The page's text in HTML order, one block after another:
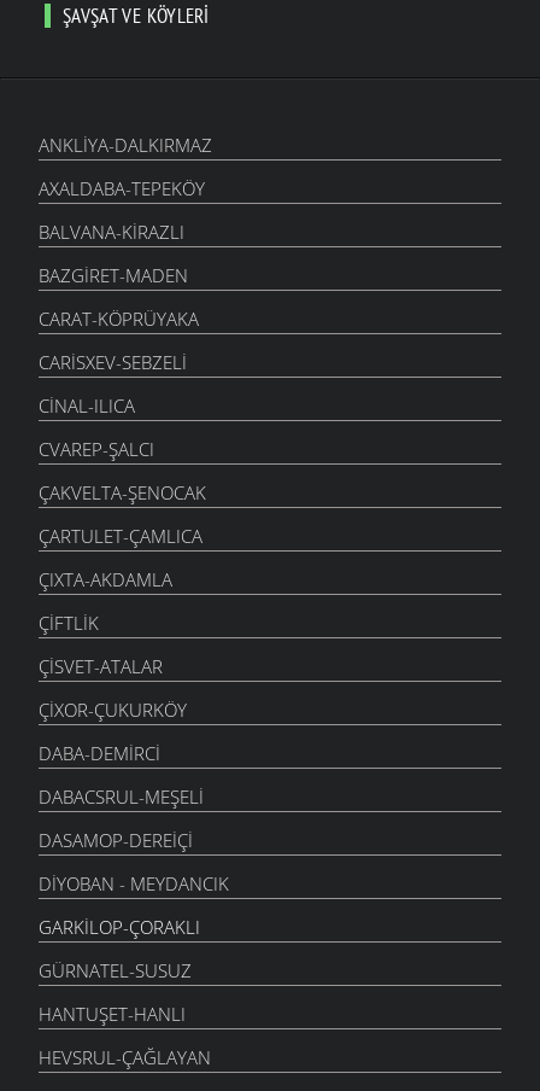
ŞAVŞAT VE KÖYLERI
ANKLIYA-DALKIRMAZ
AXALDABA-TEPEKÖY
BALVANA-KIRAZLI
BAZGIRET-MADEN
CARAT-KÖPRÜYAKA
CARISXEV-SEBZELI
CINAL-ILICA
CVAREP-ŞALCI
ÇAKVELTA-ŞENOCAK
ÇARTULET-ÇAMLICA
ÇIXTA-AKDAMLA
ÇIFTLIK
ÇISVET-ATALAR
ÇIXOR-ÇUKURKÖY
DABA-DEMIRCI
DABACSRUL-MEŞELI
DASAMOP-DEREIÇI
DIYOBAN - MEYDANCIK
GARKILOP-ÇORAKLI
GÜRNATEL-SUSUZ
HANTUŞET-HANLI
HEVSRUL-ÇAĞLAYAN